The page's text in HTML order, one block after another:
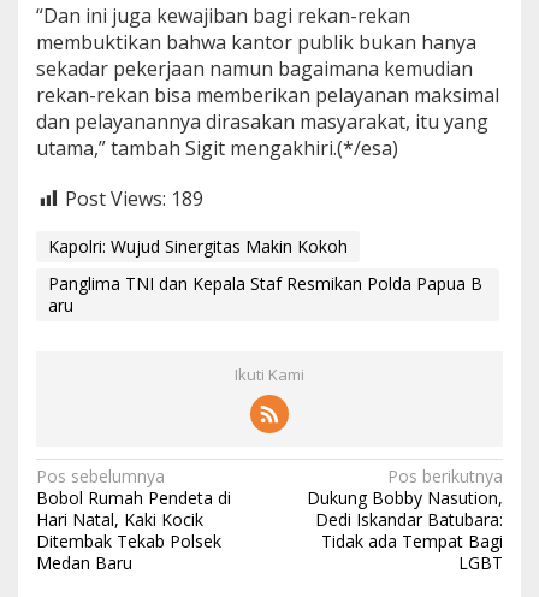
“Dan ini juga kewajiban bagi rekan-rekan
membuktikan bahwa kantor publik bukan hanya
sekadar pekerjaan namun bagaimana kemudian
rekan-rekan bisa memberikan pelayanan maksimal
dan pelayanannya dirasakan masyarakat, itu yang
utama,” tambah Sigit mengakhiri.(*/esa)
Post Views: 189
Kapolri: Wujud Sinergitas Makin Kokoh
Panglima TNI dan Kepala Staf Resmikan Polda Papua B
aru
Ikuti Kami
N
a
v
Pos sebelumnya
Bobol Rumah Pendeta di
Hari Natal, Kaki Kocik
Ditembak Tekab Polsek
Medan Baru
Pos berikutnya
Dukung Bobby Nasution,
Dedi Iskandar Batubara:
Tidak ada Tempat Bagi
LGBT